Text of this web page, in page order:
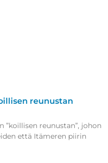
reunustan
reunustan”, johon
että Itämeren piirin